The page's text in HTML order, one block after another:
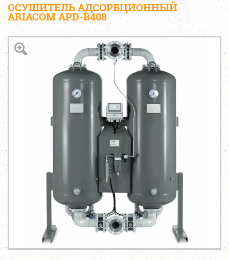
ОСУШИТЕЛЬ АДСОРБЦИОННЫЙ
ARIACOM APD-B408